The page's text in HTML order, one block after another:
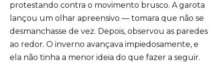
protestando contra o movimento brusco. A garota
lançou um olhar apreensivo — tomara que não se
desmanchasse de vez. Depois, observou as paredes
ao redor. O inverno avançava impiedosamente, e
ela não tinha a menor ideia do que fazer a seguir.